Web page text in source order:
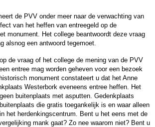
PVV onder meer naar de verwachting van
van het heffen van entreegeld op de
monument. Het college beantwoordt deze vraag
alsnog een antwoord tegemoet.
vraag of het college de mening van de PVV
entree mag worden geheven voor een bezoek
monument constateert u dat het Anne
Westerbork eveneens entree heffen. Het
buitenplaats met asputten. Gedenkplaats
die gratis toegankelijk is en waar alleen
het herdenkingscentrum. Bent u het eens met de
mank gaat? Zo nee waarom niet? Bent u